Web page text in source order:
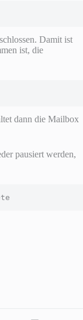
Damit ist
ist, die
dann die Mailbox
pausiert werden,